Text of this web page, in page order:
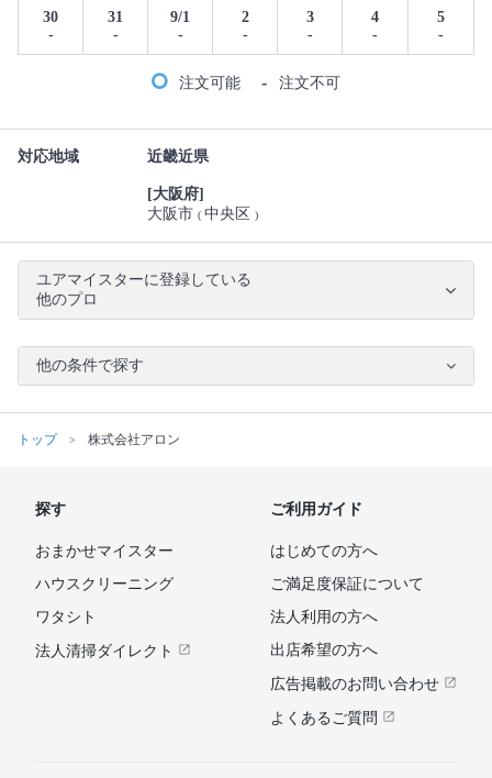
30
-
31
-
9/1
-
2
-
3
-
4
-
5
-
注文可能 - 注文不可
対応地域 近畿近県
[大阪府]
大阪市(中央区)
ユアマイスターに登録している
他のプロ
他の条件で探す
トップ 株式会社アロン
探す
おまかせマイスター
ハウスクリーニング
ワタシト
法人清掃ダイレクト
ご利用ガイド
はじめての方へ
ご満足度保証について
法人利用の方へ
出店希望の方へ
広告掲載のお問い合わせ
よくあるご質問